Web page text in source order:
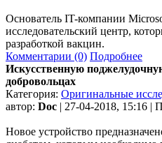
Основатель IT-компании
исследовательский центр,
разработкой вакцин.
Комментарии (0) Подробнее
Искусственную
добровольцах
Категория: Оригинальные
автор: Doc | 27-04-2018, 15:16 |
Новое устройство